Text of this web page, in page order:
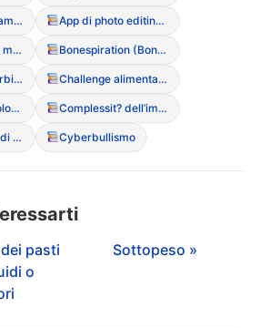
App di fitness (gamification del movimento) App di photo editing (manipolazione dell’immagine)
Big data e salute mentale Bonespiration (Bonespo)
Celebrit? e disturbi alimentari (influenza del racconto mediatico) Challenge alimentari (partecipazione a sfide online pericolose)
Challenge pericolose (sfide social legate al peso) Complessit? dell’immagine digitale
Comunit? online di supporto (positive e negative) Cyberbullismo
pasti
o
Sottopeso »